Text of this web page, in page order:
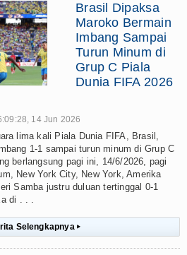
Brasil Dipaksa
Maroko Bermain
Imbang Sampai
Turun Minum di
Grup C Piala
Dunia FIFA 2026
14 Jun 2026
lima kali Piala Dunia FIFA, Brasil,
1-1 sampai turun minum di Grup C
berlangsung pagi ini, 14/6/2026, pagi
New York City, New York, Amerika
Samba justru duluan tertinggal 0-1
di . . .
Selengkapnya ▸